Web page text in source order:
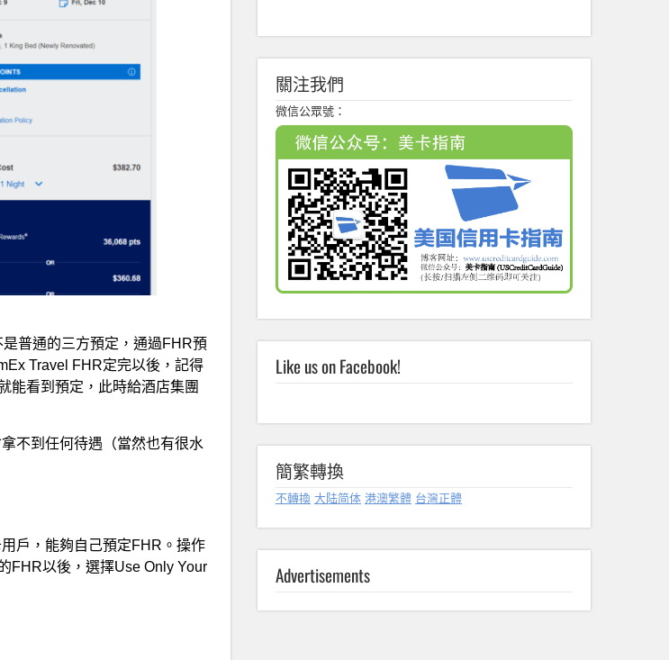
普通的三方預定，通過FHR預
Travel FHR定完以後，記得
能看到預定，此時給酒店集團
不到任何待遇（當然也有很水
戶，能夠自己預定FHR。操作
FHR以後，選擇Use Only Your
關注我們
微信公眾號：
Like us on Facebook!
簡繁轉換
不轉換 大陆简体 港澳繁體 台灣正體
Advertisements